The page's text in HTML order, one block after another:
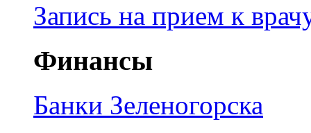
Запись на прием к
Финансы
Банки Зеленогорска